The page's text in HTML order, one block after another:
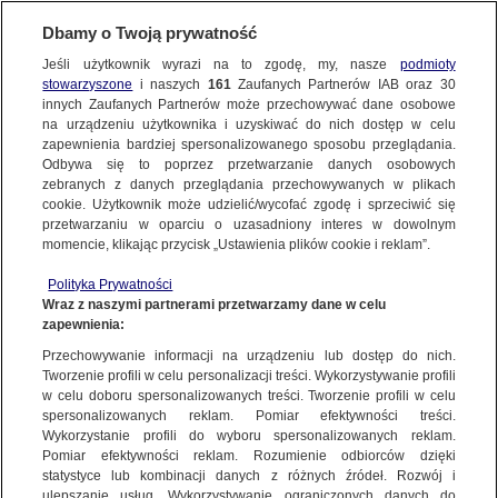
FAKTY | ZOBACZ FAKTY
CBA podsłuchiwało lidera PSL? Władysław Kosiniak-Kamysz chce
wyjaśnień
NAJNOWSZE
ZOBACZ FAKTY
FAKTY PO FAKTACH
FAKTY O ŚWIECIE
WIĘCEJ
KANAŁY
Dzień dobry!
Jedno konto do wszystkich usług
Dbamy o Twoją prywatność
Jeśli użytkownik wyrazi na to zgodę, my, nasze podmioty
stowarzyszone i naszych 161Zaufanych Partnerów IAB oraz 30
innych Zaufanych Partnerów może przechowywać dane osobowe
na urządzeniu użytkownika i uzyskiwać do nich dostęp w celu
zapewnienia bardziej spersonalizowanego sposobu przeglądania.
Odbywa się to poprzez przetwarzanie danych osobowych
zebranych z danych przeglądania przechowywanych w plikach
cookie. Użytkownik może udzielić/wycofać zgodę i sprzeciwić się
przetwarzaniu w oparciu o uzasadniony interes w dowolnym
momencie, klikając przycisk „Ustawienia plików cookie i reklam”.
Polityka Prywatności
Wraz z naszymi partnerami przetwarzamy dane w celu
zapewnienia:
Przechowywanie informacji na urządzeniu lub dostęp do nich.
Tworzenie profili w celu personalizacji treści. Wykorzystywanie profili
w celu doboru spersonalizowanych treści. Tworzenie profili w celu
spersonalizowanych reklam. Pomiar efektywności treści.
Wykorzystanie profili do wyboru spersonalizowanych reklam.
Pomiar efektywności reklam. Rozumienie odbiorców dzięki
statystyce lub kombinacji danych z różnych źródeł. Rozwój i